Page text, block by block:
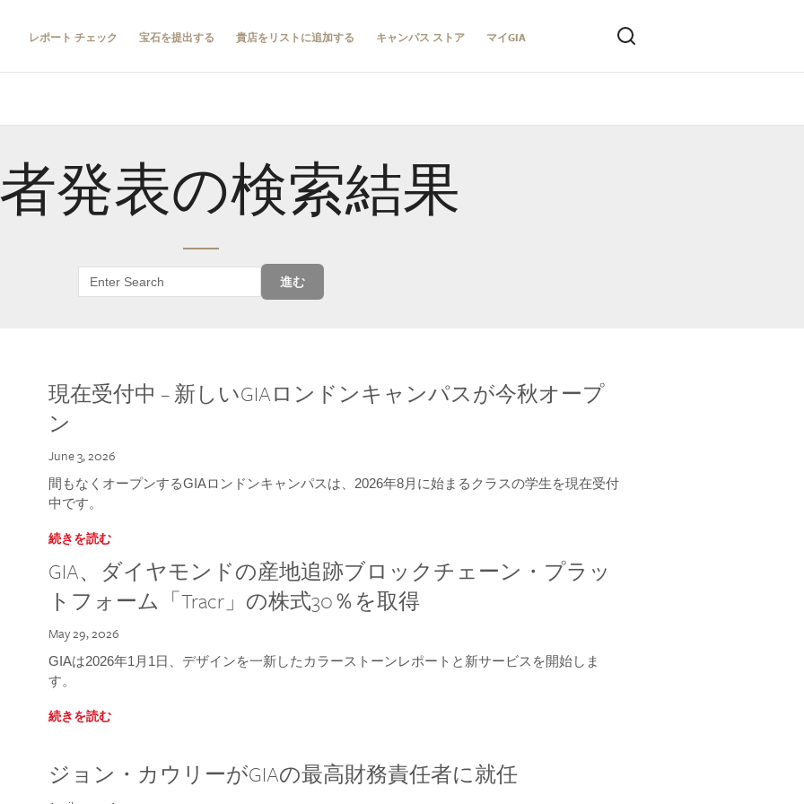
レポート チェック 宝石を提出する 貴店をリストに追加する キャンパス ストア マイGIA
発表の検索結果
進む
現在受付中 – 新しいGIAロンドンキャンパスが今秋オープ
ン
June 3, 2026
間もなくオープンするGIAロンドンキャンパスは、2026年8月に始まるクラスの学生を現在受付
中です。
続きを読む
GIA、ダイヤモンドの産地追跡ブロックチェーン・プラッ
トフォーム「Tracr」の株式30％を取得
May 29, 2026
GIAは2026年1月1日、デザインを一新したカラーストーンレポートと新サービスを開始しま
す。
続きを読む
ジョン・カウリーがGIAの最高財務責任者に就任